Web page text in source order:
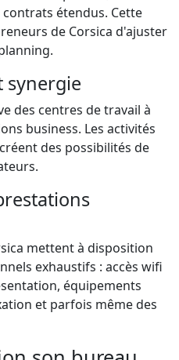
étendus. Cette
de Corsica d'ajuster
synergie
des centres de travail à
business. Les activités
des possibilités de
mettent à disposition
exhaustifs : accès wifi
équipements
et parfois même des